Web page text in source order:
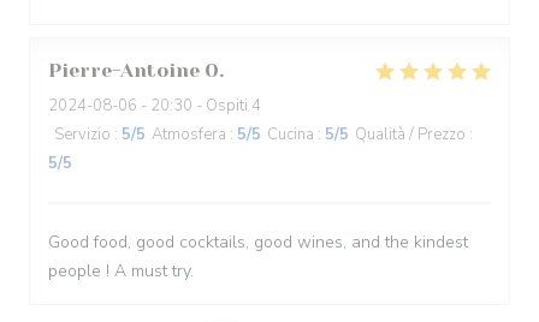
Pierre-Antoine O
2024-08-06 - 20:30 - Ospiti 4
Servizio : 5/5 Atmosfera : 5/5 Cucina : 5/5 Qualità / Prezzo :
5/5
Good food, good cocktails, good wines, and the kindest
people ! A must try.